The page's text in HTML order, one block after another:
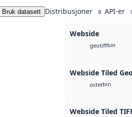
Bruk datasett Distribusjoner 8 API-er
Webside
geotiffbin
Webside Tiled
octetbin
Webside Tiled